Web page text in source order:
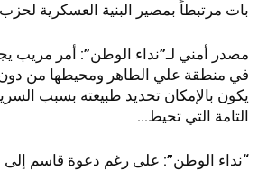
بات مرتبطاً بمصير البنية العسكرية لحزب
مصدر أمني لـ”نداء الوطن”: أمر مريب
في منطقة علي الطاهر ومحيطها من
يكون بالإمكان تحديد طبيعته بسبب
التامة التي تحيط...
“نداء الوطن”: على رغم دعوة قاسم إلى